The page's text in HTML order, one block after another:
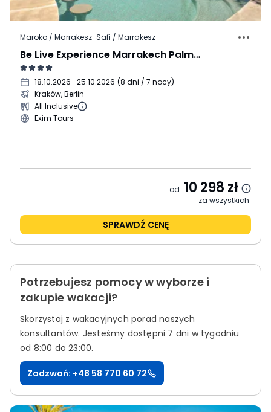
Maroko / Marrakesz-Safi / Marrakesz
Be Live Experience Marrakech Palmeraie
18.10.2026- 25.10.2026 (8 dni / 7 nocy)
Kraków, Berlin
All Inclusive
Exim Tours
od 10 298 zł
za wszystkich
SPRAWDŹ CENĘ
Potrzebujesz pomocy w wyborze i
zakupie wakacji?
Skorzystaj z wakacyjnych porad naszych
konsultantów. Jesteśmy dostępni 7 dni w tygodniu
od 8:00 do 23:00.
Zadzwoń: +48 58 770 60 72